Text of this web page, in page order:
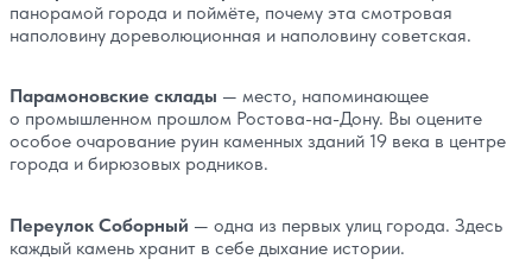
панорамой города и поймёте, почему эта смотровая
наполовину дореволюционная и наполовину советская.
Парамоновские склады — место, напоминающее
о промышленном прошлом Ростова-на-Дону. Вы оцените
особое очарование руин каменных зданий 19 века в центре
города и бирюзовых родников.
Переулок Соборный — одна из первых улиц города. Здесь
каждый камень хранит в себе дыхание истории.